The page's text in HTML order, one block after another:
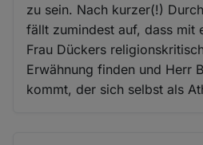
zu sein. Nach kurzer(!)
fällt zumindest auf, dass mit
Frau Dückers
Erwähnung finden und Herr
kommt, der sich selbst als